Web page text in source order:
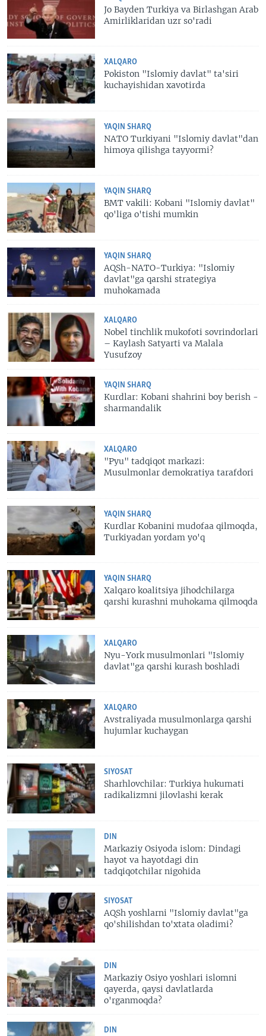
Jo Bayden Turkiya va Birlashgan Arab
Amirliklaridan uzr so'radi
XALQARO
Pokiston "Islomiy davlat" ta'siri
kuchayishidan xavotirda
YAQIN SHARQ
NATO Turkiyani "Islomiy davlat"dan
himoya qilishga tayyormi?
YAQIN SHARQ
BMT vakili: Kobani "Islomiy davlat"
qo'liga o'tishi mumkin
YAQIN SHARQ
AQSh-NATO-Turkiya: "Islomiy
davlat"ga qarshi strategiya
muhokamada
XALQARO
Nobel tinchlik mukofoti sovrindorlari
– Kaylash Satyarti va Malala
Yusufzoy
YAQIN SHARQ
Kurdlar: Kobani shahrini boy berish -
sharmandalik
XALQARO
"Pyu" tadqiqot markazi:
Musulmonlar demokratiya tarafdori
YAQIN SHARQ
Kurdlar Kobanini mudofaa qilmoqda,
Turkiyadan yordam yo'q
YAQIN SHARQ
Xalqaro koalitsiya jihodchilarga
qarshi kurashni muhokama qilmoqda
XALQARO
Nyu-York musulmonlari "Islomiy
davlat"ga qarshi kurash boshladi
XALQARO
Avstraliyada musulmonlarga qarshi
hujumlar kuchaygan
SIYOSAT
Sharhlovchilar: Turkiya hukumati
radikalizmni jilovlashi kerak
DIN
Markaziy Osiyoda islom: Dindagi
hayot va hayotdagi din
tadqiqotchilar nigohida
SIYOSAT
AQSh yoshlarni "Islomiy davlat"ga
qo'shilishdan to'xtata oladimi?
DIN
Markaziy Osiyo yoshlari islomni
qayerda, qaysi davlatlarda
o'rganmoqda?
DIN